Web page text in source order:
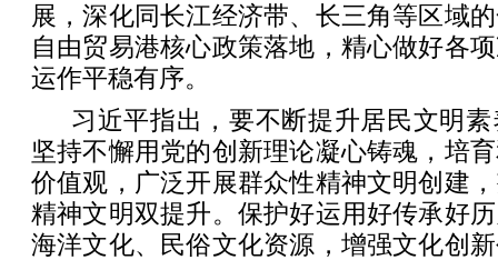
展，深化同长江经济带、长三角等区域
自由贸易港核心政策落地，精心做好各
运作平稳有序。
习近平指出，要不断提升居民文明
坚持不懈用党的创新理论凝心铸魂，培
价值观，广泛开展群众性精神文明创建
精神文明双提升。保护好运用好传承好
海洋文化、民俗文化资源，增强文化创